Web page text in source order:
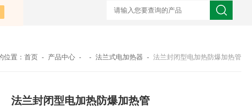
验仪 GM-5KV-20KV型可调高压兆欧表GM-5KV-20KV nl3203型
位置： 首页 - 产品中心 - - 法兰式电加热器 - 法兰封闭型电加热防爆加热管
法兰封闭型电加热防爆加热管